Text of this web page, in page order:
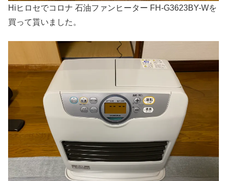
Hiヒロセでコロナ 石油ファンヒーター FH-G3623BY-Wを
買って貰いました。